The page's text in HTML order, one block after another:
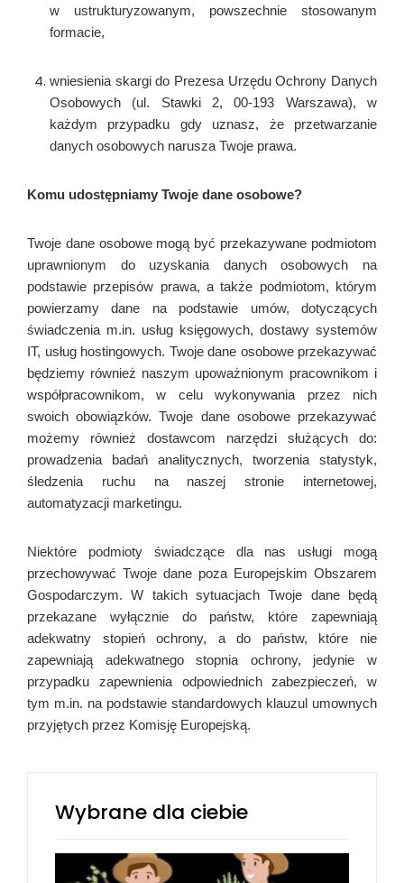
w ustrukturyzowanym, powszechnie stosowanym
formacie,
wniesienia skargi do Prezesa Urzędu Ochrony Danych
Osobowych (ul. Stawki 2, 00-193 Warszawa), w
każdym przypadku gdy uznasz, że przetwarzanie
danych osobowych narusza Twoje prawa.
Komu udostępniamy Twoje dane osobowe?
Twoje dane osobowe mogą być przekazywane podmiotom
uprawnionym do uzyskania danych osobowych na
podstawie przepisów prawa, a także podmiotom, którym
powierzamy dane na podstawie umów, dotyczących
świadczenia m.in. usług księgowych, dostawy systemów
IT, usług hostingowych. Twoje dane osobowe przekazywać
będziemy również naszym upoważnionym pracownikom i
współpracownikom, w celu wykonywania przez nich
swoich obowiązków. Twoje dane osobowe przekazywać
możemy również dostawcom narzędzi służących do:
prowadzenia badań analitycznych, tworzenia statystyk,
śledzenia ruchu na naszej stronie internetowej,
automatyzacji marketingu.
Niektóre podmioty świadczące dla nas usługi mogą
przechowywać Twoje dane poza Europejskim Obszarem
Gospodarczym. W takich sytuacjach Twoje dane będą
przekazane wyłącznie do państw, które zapewniają
adekwatny stopień ochrony, a do państw, które nie
zapewniają adekwatnego stopnia ochrony, jedynie w
przypadku zapewnienia odpowiednich zabezpieczeń, w
tym m.in. na podstawie standardowych klauzul umownych
przyjętych przez Komisję Europejską.
Wybrane dla ciebie